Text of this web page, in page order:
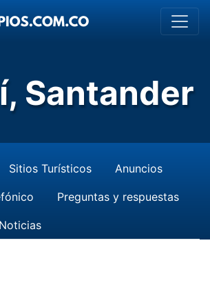
Santander
Sitios Turísticos Anuncios
Preguntas y respuestas
Noticias